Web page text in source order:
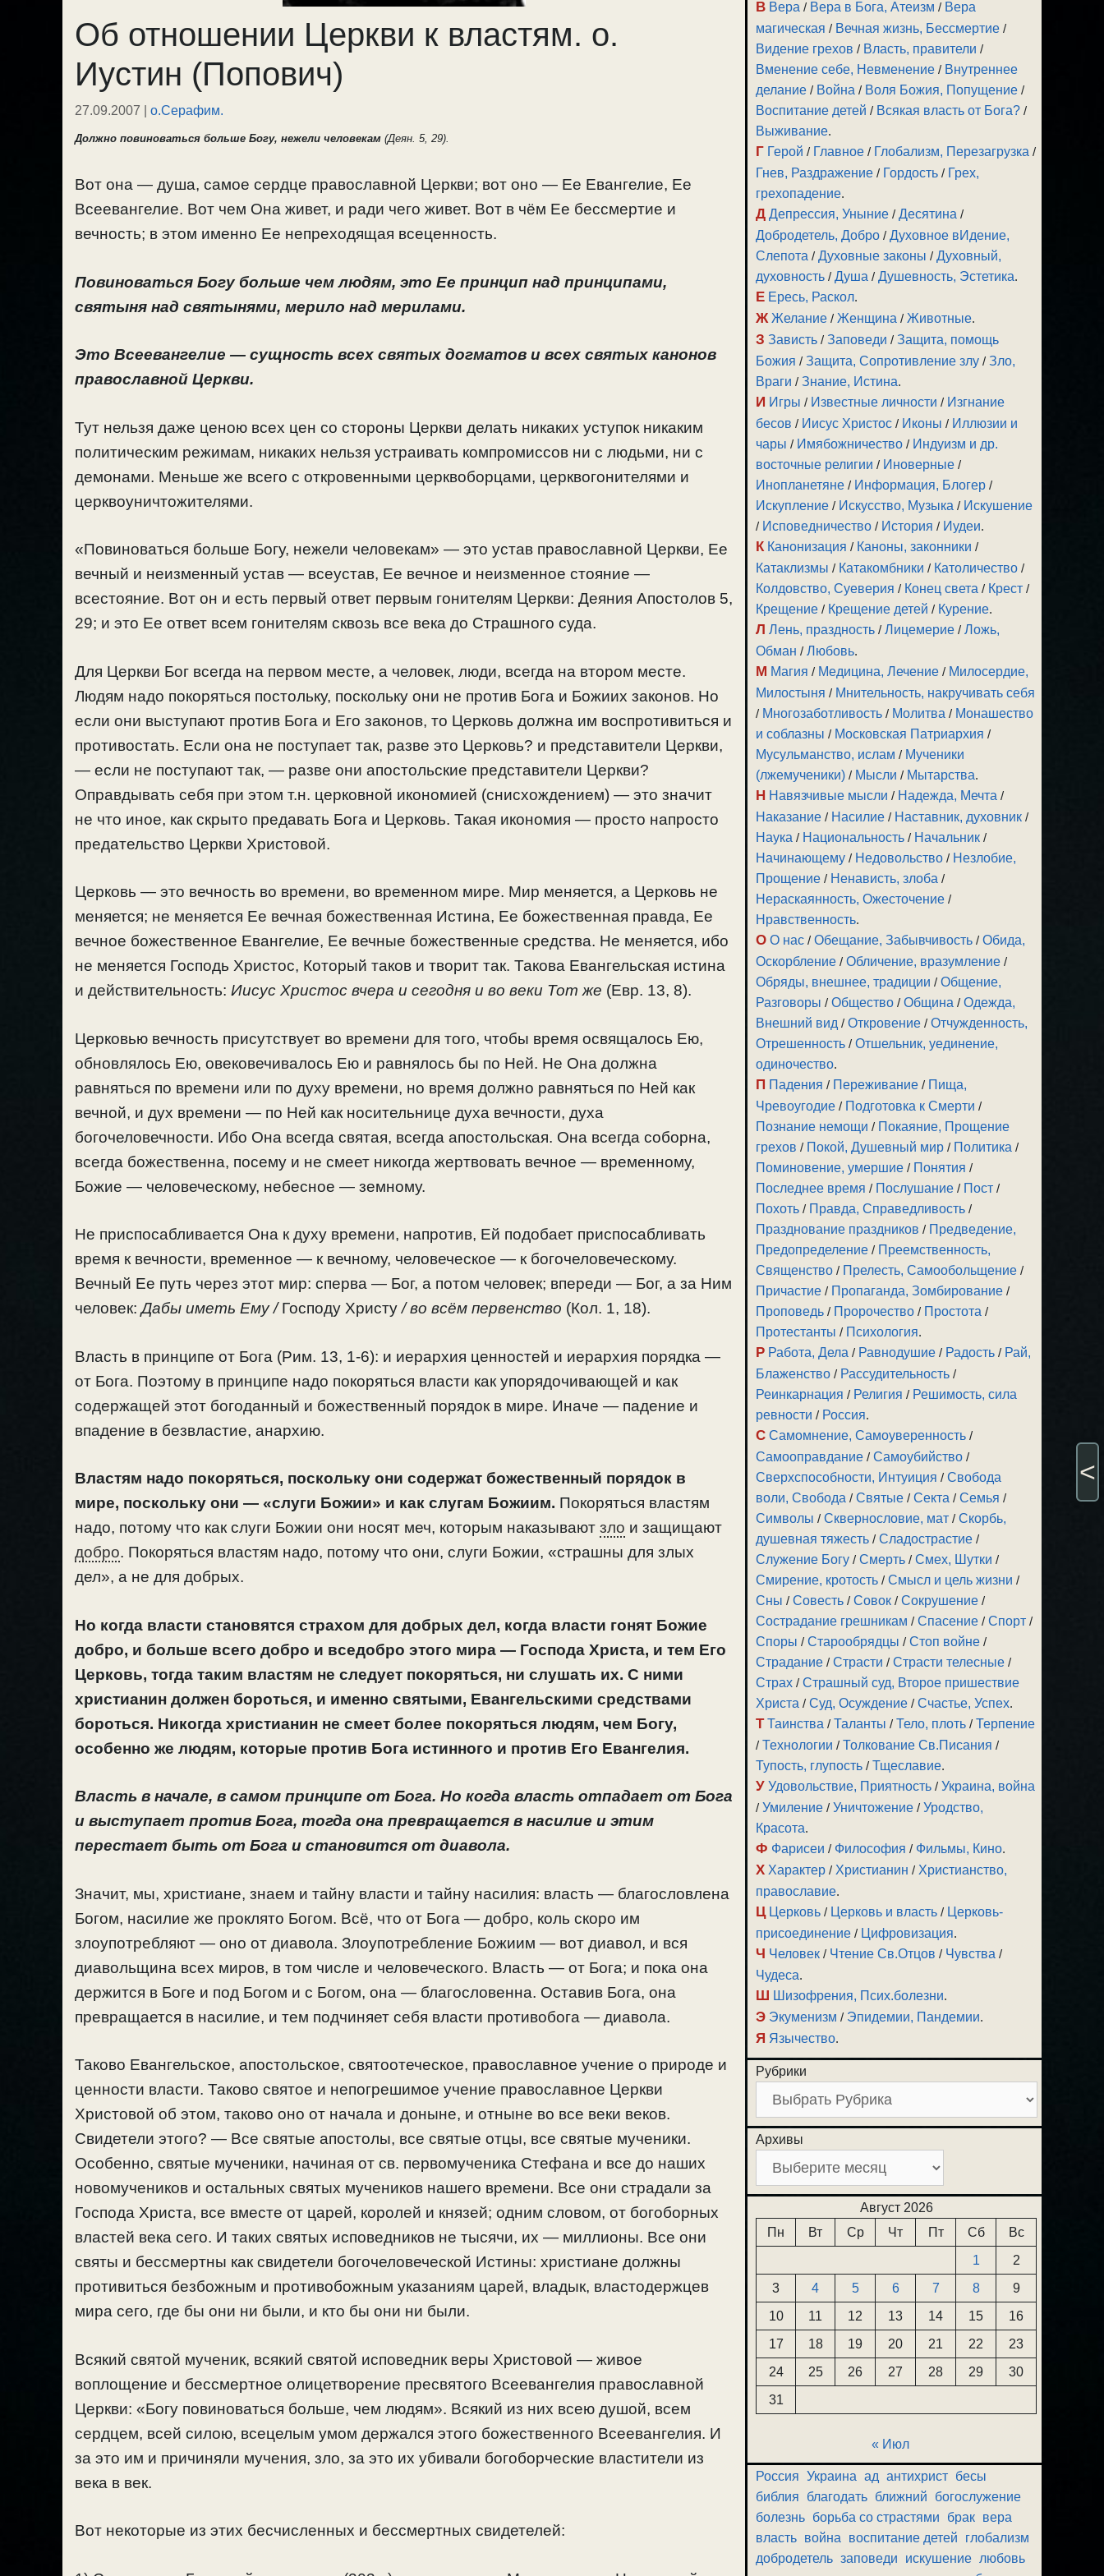
Об отношении Церкви к властям. о.
Иустин (Попович)
27.09.2007 | о.Серафим.
Должно повиноваться больше Богу, нежели человекам (Деян. 5, 29).
Вот она — душа, самое сердце православной Церкви; вот оно — Ее Евангелие, Ее
Всеевангелие. Вот чем Она живет, и ради чего живет. Вот в чём Ее бессмертие и
вечность; в этом именно Ее непреходящая всеценность.
Повиноваться Богу больше чем людям, это Ее принцип над принципами,
святыня над святынями, мерило над мерилами.
Это Всеевангелие — сущность всех святых догматов и всех святых канонов
православной Церкви.
Тут нельзя даже ценою всех цен со стороны Церкви делать никаких уступок никаким
политическим режимам, никаких нельзя устраивать компромиссов ни с людьми, ни с
демонами. Меньше же всего с откровенными церквоборцами, церквогонителями и
церквоуничтожителями.
«Повиноваться больше Богу, нежели человекам» — это устав православной Церкви, Ее
вечный и неизменный устав — всеустав, Ее вечное и неизменное стояние —
всестояние. Вот он и есть первый ответ первым гонителям Церкви: Деяния Апостолов 5,
29; и это Ее ответ всем гонителям сквозь все века до Страшного суда.
Для Церкви Бог всегда на первом месте, а человек, люди, всегда на втором месте.
Людям надо покоряться постольку, поскольку они не против Бога и Божиих законов. Но
если они выступают против Бога и Его законов, то Церковь должна им воспротивиться и
противостать. Если она не поступает так, разве это Церковь? и представители Церкви,
— если не поступают так, — разве они апостольские представители Церкви?
Оправдывать себя при этом т.н. церковной икономией (снисхождением) — это значит
не что иное, как скрыто предавать Бога и Церковь. Такая икономия — просто напросто
предательство Церкви Христовой.
Церковь — это вечность во времени, во временном мире. Мир меняется, а Церковь не
меняется; не меняется Ее вечная божественная Истина, Ее божественная правда, Ее
вечное божественное Евангелие, Ее вечные божественные средства. Не меняется, ибо
не меняется Господь Христос, Который таков и творит так. Такова Евангельская истина
и действительность: Иисус Христос вчера и сегодня и во веки Тот же (Евр. 13, 8).
Церковью вечность присутствует во времени для того, чтобы время освящалось Ею,
обновлялось Ею, овековечивалось Ею и равнялось бы по Ней. Не Она должна
равняться по времени или по духу времени, но время должно равняться по Ней как
вечной, и дух времени — по Ней как носительнице духа вечности, духа
богочеловечности. Ибо Она всегда святая, всегда апостольская. Она всегда соборна,
всегда божественна, посему и не смеет никогда жертвовать вечное — временному,
Божие — человеческому, небесное — земному.
Не приспосабливается Она к духу времени, напротив, Ей подобает приспосабливать
время к вечности, временное — к вечному, человеческое — к богочеловеческому.
Вечный Ее путь через этот мир: сперва — Бог, а потом человек; впереди — Бог, а за Ним
человек:Дабы иметь Ему /Господу Христу/ во всём первенство (Кол. 1, 18).
Власть в принципе от Бога (Рим. 13, 1-6): и иерархия ценностей и иерархия порядка —
от Бога. Поэтому в принципе надо покоряться власти как упорядочивающей и как
содержащей этот богоданный и божественный порядок в мире. Иначе — падение и
впадение в безвластие, анархию.
Властям надо покоряться, поскольку они содержат божественный порядок в
мире, поскольку они — «слуги Божии» и как слугам Божиим. Покоряться властям
надо, потому что как слуги Божии они носят меч, которым наказывают зло и защищают
добро. Покоряться властям надо, потому что они, слуги Божии, «страшны для злых
дел», а не для добрых.
Но когда власти становятся страхом для добрых дел, когда власти гонят Божие
добро, и больше всего добро и вседобро этого мира — Господа Христа, и тем Его
Церковь, тогда таким властям не следует покоряться, ни слушать их. С ними
христианин должен бороться, и именно святыми, Евангельскими средствами
бороться. Никогда христианин не смеет более покоряться людям, чем Богу,
особенно же людям, которые против Бога истинного и против Его Евангелия.
Власть в начале, в самом принципе от Бога. Но когда власть отпадает от Бога
и выступает против Бога, тогда она превращается в насилие и этим
перестает быть от Бога и становится от диавола.
Значит, мы, христиане, знаем и тайну власти и тайну насилия: власть — благословлена
Богом, насилие же проклято Богом. Всё, что от Бога — добро, коль скоро им
злоупотребляют — оно от диавола. Злоупотребление Божиим — вот диавол, и вся
диавольщина всех миров, в том числе и человеческого. Власть — от Бога; и пока она
держится в Боге и под Богом и с Богом, она — благословенна. Оставив Бога, она
превращается в насилие, и тем подчиняет себя власти противобога — диавола.
Таково Евангельское, апостольское, святоотеческое, православное учение о природе и
ценности власти. Таково святое и непогрешимое учение православное Церкви
Христовой об этом, таково оно от начала и доныне, и отныне во все веки веков.
Свидетели этого? — Все святые апостолы, все святые отцы, все святые мученики.
Особенно, святые мученики, начиная от св. первомученика Стефана и все до наших
новомучеников и остальных святых мучеников нашего времени. Все они страдали за
Господа Христа, все вместе от царей, королей и князей; одним словом, от богоборных
властей века сего. И таких святых исповедников не тысячи, их — миллионы. Все они
святы и бессмертны как свидетели богочеловеческой Истины: христиане должны
противиться безбожным и противобожным указаниям царей, владык, властодержцев
мира сего, где бы они ни были, и кто бы они ни были.
Всякий святой мученик, всякий святой исповедник веры Христовой — живое
воплощение и бессмертное олицетворение пресвятого Всеевангелия православной
Церкви: «Богу повиноваться больше, чем людям». Всякий из них всею душой, всем
сердцем, всей силою, всецелым умом держался этого божественного Всеевангелия. И
за это им и причиняли мучения, зло, за это их убивали богоборческие властители из
века в век.
Вот некоторые из этих бесчисленных и бессмертных свидетелей:
В Вера / Вера в Бога, Атеизм / Вера
магическая / Вечная жизнь, Бессмертие /
Видение грехов / Власть, правители /
Вменение себе, Невменение / Внутреннее
делание / Война / Воля Божия, Попущение /
Воспитание детей / Всякая власть от Бога? /
Выживание.
Г Герой / Главное / Глобализм, Перезагрузка /
Гнев, Раздражение / Гордость / Грех,
грехопадение.
Д Депрессия, Уныние /Десятина /
Добродетель, Добро /Духовное вИдение,
Слепота /Духовные законы /Духовный,
духовность /Душа /Душевность, Эстетика.
Е Ересь, Раскол.
Ж Желание /Женщина /Животные.
З Зависть /Заповеди /Защита, помощь
Божия /Защита, Сопротивление злу /Зло,
Враги /Знание, Истина.
И Игры / Известные личности / Изгнание
бесов / Иисус Христос / Иконы / Иллюзии и
чары / Имябожничество / Индуизм и др.
восточные религии / Иноверные /
Инопланетяне / Информация, Блогер /
Искупление / Искусство, Музыка / Искушение
/ Исповедничество / История / Иудеи.
К Канонизация / Каноны, законники /
Катаклизмы / Катакомбники / Католичество /
Колдовство, Суеверия / Конец света / Крест /
Крещение / Крещение детей / Курение.
Л Лень, праздность /Лицемерие /Ложь,
Обман /Любовь.
М Магия / Медицина, Лечение / Милосердие,
Милостыня / Мнительность, накручивать себя
/ Многозаботливость / Молитва / Монашество
и соблазны / Московская Патриархия /
Мусульманство, ислам / Мученики
(лжемученики) / Мысли / Мытарства.
Н Навязчивые мысли / Надежда, Мечта /
Наказание / Насилие / Наставник, духовник /
Наука / Национальность / Начальник /
Начинающему / Недовольство / Незлобие,
Прощение / Ненависть, злоба /
Нераскаянность, Ожесточение /
Нравственность.
О О нас /Обещание, Забывчивость /Обида,
Оскорбление /Обличение, вразумление /
Обряды, внешнее, традиции /Общение,
Разговоры /Общество /Община /Одежда,
Внешний вид /Откровение /Отчужденность,
Отрешенность /Отшельник, уединение,
одиночество.
П Падения / Переживание / Пища,
Чревоугодие / Подготовка к Смерти /
Познание немощи / Покаяние, Прощение
грехов / Покой, Душевный мир / Политика /
Поминовение, умершие / Понятия /
Последнее время / Послушание / Пост /
Похоть / Правда, Справедливость /
Празднование праздников / Предведение,
Предопределение / Преемственность,
Священство / Прелесть, Самообольщение /
Причастие / Пропаганда, Зомбирование /
Проповедь / Пророчество / Простота /
Протестанты / Психология.
Р Работа, Дела / Равнодушие / Радость / Рай,
Блаженство / Рассудительность /
Реинкарнация / Религия / Решимость, сила
ревности / Россия.
С Самомнение, Самоуверенность /
Самооправдание /Самоубийство /
Сверхспособности, Интуиция /Свобода
воли, Свобода /Святые /Секта /Семья /
Символы /Сквернословие, мат /Скорбь,
душевная тяжесть /Сладострастие /
Служение Богу /Смерть /Смех, Шутки /
Смирение, кротость /Смысл и цель жизни /
Сны /Совесть /Совок /Сокрушение /
Сострадание грешникам /Спасение /Спорт /
Споры /Старообрядцы /Стоп войне /
Страдание /Страсти /Страсти телесные /
Страх /Страшный суд, Второе пришествие
Христа /Суд, Осуждение /Счастье, Успех.
Т Таинства /Таланты /Тело, плоть /Терпение
/Технологии /Толкование Св.Писания /
Тупость, глупость /Тщеславие.
У Удовольствие, Приятность /Украина, война
/Умиление /Уничтожение /Уродство,
Красота.
Ф Фарисеи / Философия / Фильмы, Кино.
Х Характер / Христианин / Христианство,
православие.
Ц Церковь / Церковь и власть / Церковь-
присоединение / Цифровизация.
Ч Человек / Чтение Св.Отцов / Чувства /
Чудеса.
Ш Шизофрения, Псих.болезни.
Э Экуменизм / Эпидемии, Пандемии.
Я Язычество.
Рубрики
Архивы
Август 2026
Пн
Вт Ср Чт Пт Сб
Вс
1
2
3
4 5 6 7 8
9
10
11 12 13 14 15
16
17
18 19 20 21 22
23
24
25 26 27 28 29
30
31
« Июл
Россия Украина ад антихрист бесы
библия
благодать ближний
богослужение
болезнь борьба со страстями брак вера
власть война воспитание детей
глобализм
добродетель заповеди искушение любовь
<